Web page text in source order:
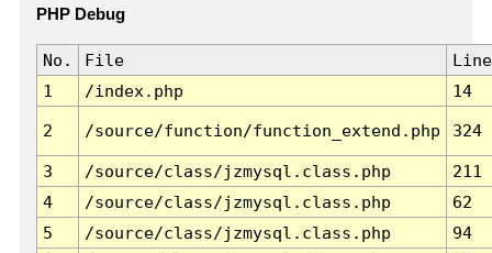
PHP Debug
No. File
Line
1
/index.php 14
2 /source/function/function_extend.php 324
3 /source/class/jzmysql.class.php
211
4
/source/class/jzmysql.class.php
62
5
/source/class/jzmysql.class.php
94